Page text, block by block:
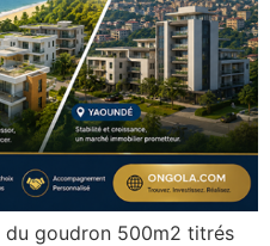
du goudron 500m2 titrés